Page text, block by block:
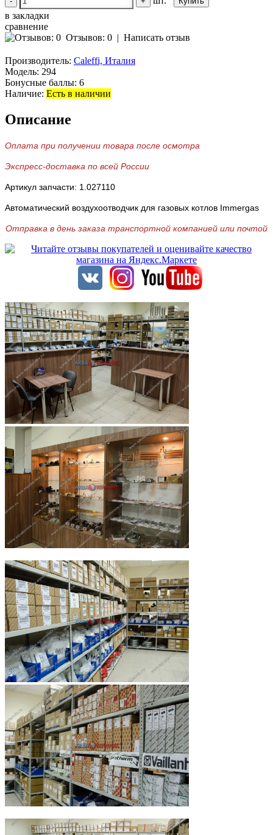
в закладки
сравнение
Отзывов: 0 | Написать отзыв
Производитель: Caleffi, Италия
Модель: 294
Бонусные баллы: 6
Наличие: Есть в наличии
Описание
Оплата при получении товара после осмотра
Экспресс-доставка по всей России
Артикул запчасти: 1.027110
Автоматический воздухоотводчик для газовых котлов Immergas
Отправка в день заказа транспортной компанией или почтой